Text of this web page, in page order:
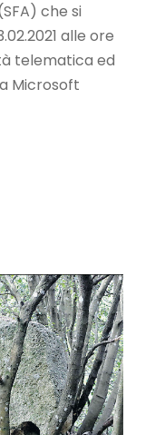
che si
alle ore
telematica ed
Microsoft